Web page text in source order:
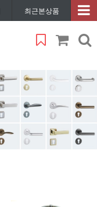
최근본상품